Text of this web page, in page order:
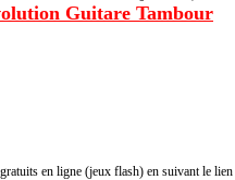
Guitare Tambour
en ligne (jeux flash) en suivant le